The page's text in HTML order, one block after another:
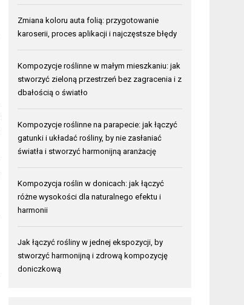
Zmiana koloru auta folią: przygotowanie
karoserii, proces aplikacji i najczęstsze błędy
Kompozycje roślinne w małym mieszkaniu: jak
stworzyć zieloną przestrzeń bez zagracenia i z
dbałością o światło
Kompozycje roślinne na parapecie: jak łączyć
gatunki i układać rośliny, by nie zasłaniać
światła i stworzyć harmonijną aranżację
Kompozycja roślin w donicach: jak łączyć
różne wysokości dla naturalnego efektu i
harmonii
Jak łączyć rośliny w jednej ekspozycji, by
stworzyć harmonijną i zdrową kompozycję
doniczkową